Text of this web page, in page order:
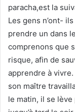
paracha,est la
Les gens n’ont-
prendre un dans
comprenons que
risque, afin de
apprendre à
son maître
le matin, il se